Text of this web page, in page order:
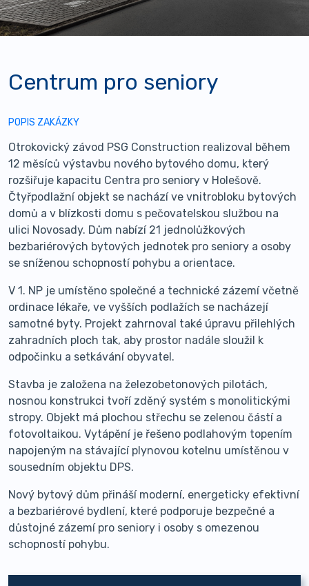
Centrum pro seniory
POPIS ZAKÁZKY
Otrokovický závod PSG Construction realizoval během
12 měsíců výstavbu nového bytového domu, který
rozšiřuje kapacitu Centra pro seniory v Holešově.
Čtyřpodlažní objekt se nachází ve vnitrobloku bytových
domů a v blízkosti domu s pečovatelskou službou na
ulici Novosady. Dům nabízí 21 jednolůžkových
bezbariérových bytových jednotek pro seniory a osoby
se sníženou schopností pohybu a orientace.
V 1. NP je umístěno společné a technické zázemí včetně
ordinace lékaře, ve vyšších podlažích se nacházejí
samotné byty. Projekt zahrnoval také úpravu přilehlých
zahradních ploch tak, aby prostor nadále sloužil k
odpočinku a setkávání obyvatel.
Stavba je založena na železobetonových pilotách,
nosnou konstrukci tvoří zděný systém s monolitickými
stropy. Objekt má plochou střechu se zelenou částí a
fotovoltaikou. Vytápění je řešeno podlahovým topením
napojeným na stávající plynovou kotelnu umístěnou v
sousedním objektu DPS.
Nový bytový dům přináší moderní, energeticky efektivní
a bezbariérové bydlení, které podporuje bezpečné a
důstojné zázemí pro seniory i osoby s omezenou
schopností pohybu.